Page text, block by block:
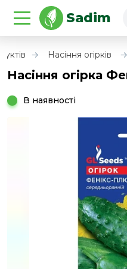
Sadim
Насіння огірків
Насіння огірка
В наявності